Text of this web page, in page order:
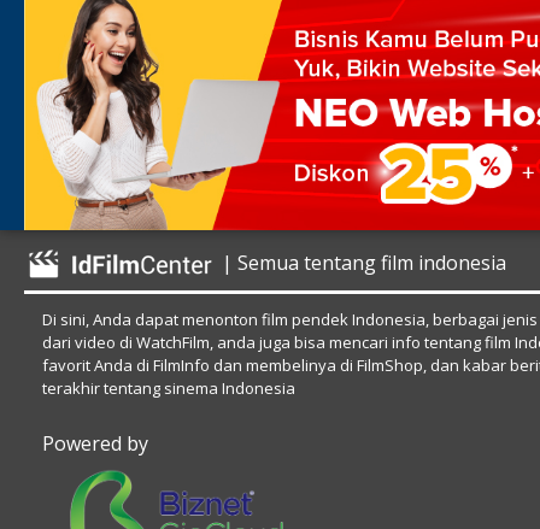
| Semua tentang film indonesia
Di sini, Anda dapat menonton film pendek Indonesia, berbagai
dari video di WatchFilm, anda juga bisa mencari info tentang film
favorit Anda di FilmInfo dan membelinya di FilmShop, dan kabar
terakhir tentang sinema Indonesia
Powered by